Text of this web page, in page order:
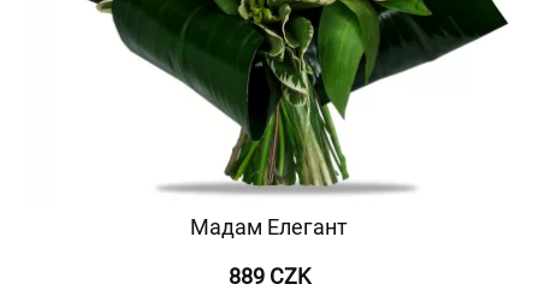
Мадам Елегант
889 CZK